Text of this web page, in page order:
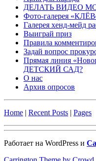
ДЕЛАТЬ ВИДЕО
Фото-галерея
Галерея хенд-мейд
Выиграй приз
Правила
Задай вопрос
Прямая линия
ДЕТСКИЙ САД?
О нас
Архив опросов
Home | Recent Posts | Pages
Работает на WordPress и